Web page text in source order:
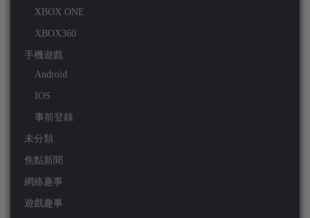
XBOX ONE
XBOX360
手機遊戲
Android
IOS
事前登錄
未分類
焦點新聞
網絡趣事
遊戲趣事